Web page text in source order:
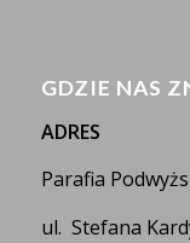
GDZIE NAS
ADRES
Parafia
ul. Stefana